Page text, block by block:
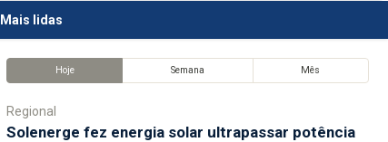
Mais lidas
Hoje Semana Mês
Regional
Solenerge fez energia solar ultrapassar potência